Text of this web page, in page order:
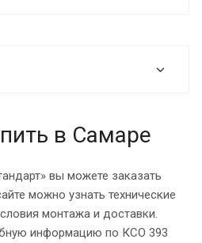
в Самаре
вы можете заказать
можно узнать технические
монтажа и доставки.
информацию по КСО 393